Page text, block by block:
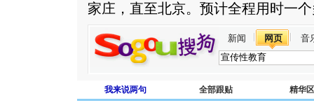
家庄，直至北京。预计全程用时一
新闻 网页 音
我来说两句 全部跟贴 精华区